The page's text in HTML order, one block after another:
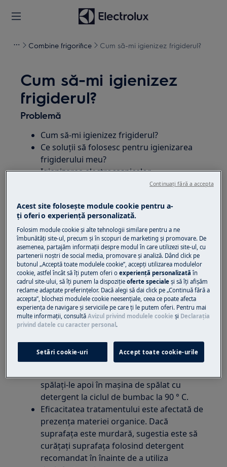
Combine frigorifice Cum să-mi igienizez frigiderul?
Cum să-mi igienizez
frigiderul?
Problemă
Cum să-mi igienizez frigiderul?
Ce soluții să folosesc pentru igienizarea
frigiderului meu?
Igienizarea electrocasnicelor
frigider-congelatoare
frigidere
congelatoare
alte electrocasnice
Soluție
Ștergeți de câteva ori suprafața externă a
aparatului cu prosoape SOFT SINGLE-USE
îmbibate cusoluție de etanol
numai în medii bine ventilate
Ca alternativă la prosoape cu o singură
spălați-le apoi în mașina de spălat cu
detergent la ciclul de bumbac la 90 ° C.
Eficacitatea tratamentului este afectată de
prezența materiei organice. Dacă
suprafața este murdară, sugestia este să
curățați suprafața folosind detergent
recomandat în înainte de a utiliza
Acest site folosește module cookie pentru a-
ţi oferi o experienţă personalizată.
Folosim module cookie și alte tehnologii similare pentru a ne
îmbunătăţi site-ul, precum și în scopuri de marketing și promovare. De
asemenea, partajăm informaţii despre modul în care utilizezi site-ul, cu
partenerii noștri de social media, promovare și analiză. Dând click pe
butonul „Acceptă toate modulele cookie”, accepţi utilizarea modulelor
cookie, astfel încât să îţi putem oferi oexperienţă personalizată în
cadrul site-ului, să îţi punem la dispoziţieoferte speciale și să îţi afișăm
reclame adaptate preferinţelor. Dacă alegi să dai click pe „Continuă fără a
accepta”, blochezi modulele cookie neesenţiale, ceea ce poate afecta
experienţa de navigare și serviciile pe care ţi le putem oferi. Pentru mai
multe informaţii, consultăAvizul privind modulele cookie și Declaraţia
privind datele cu caracter personal.
Setări cookie-uri Accept toate cookie-urile
Continuați fără a accepta